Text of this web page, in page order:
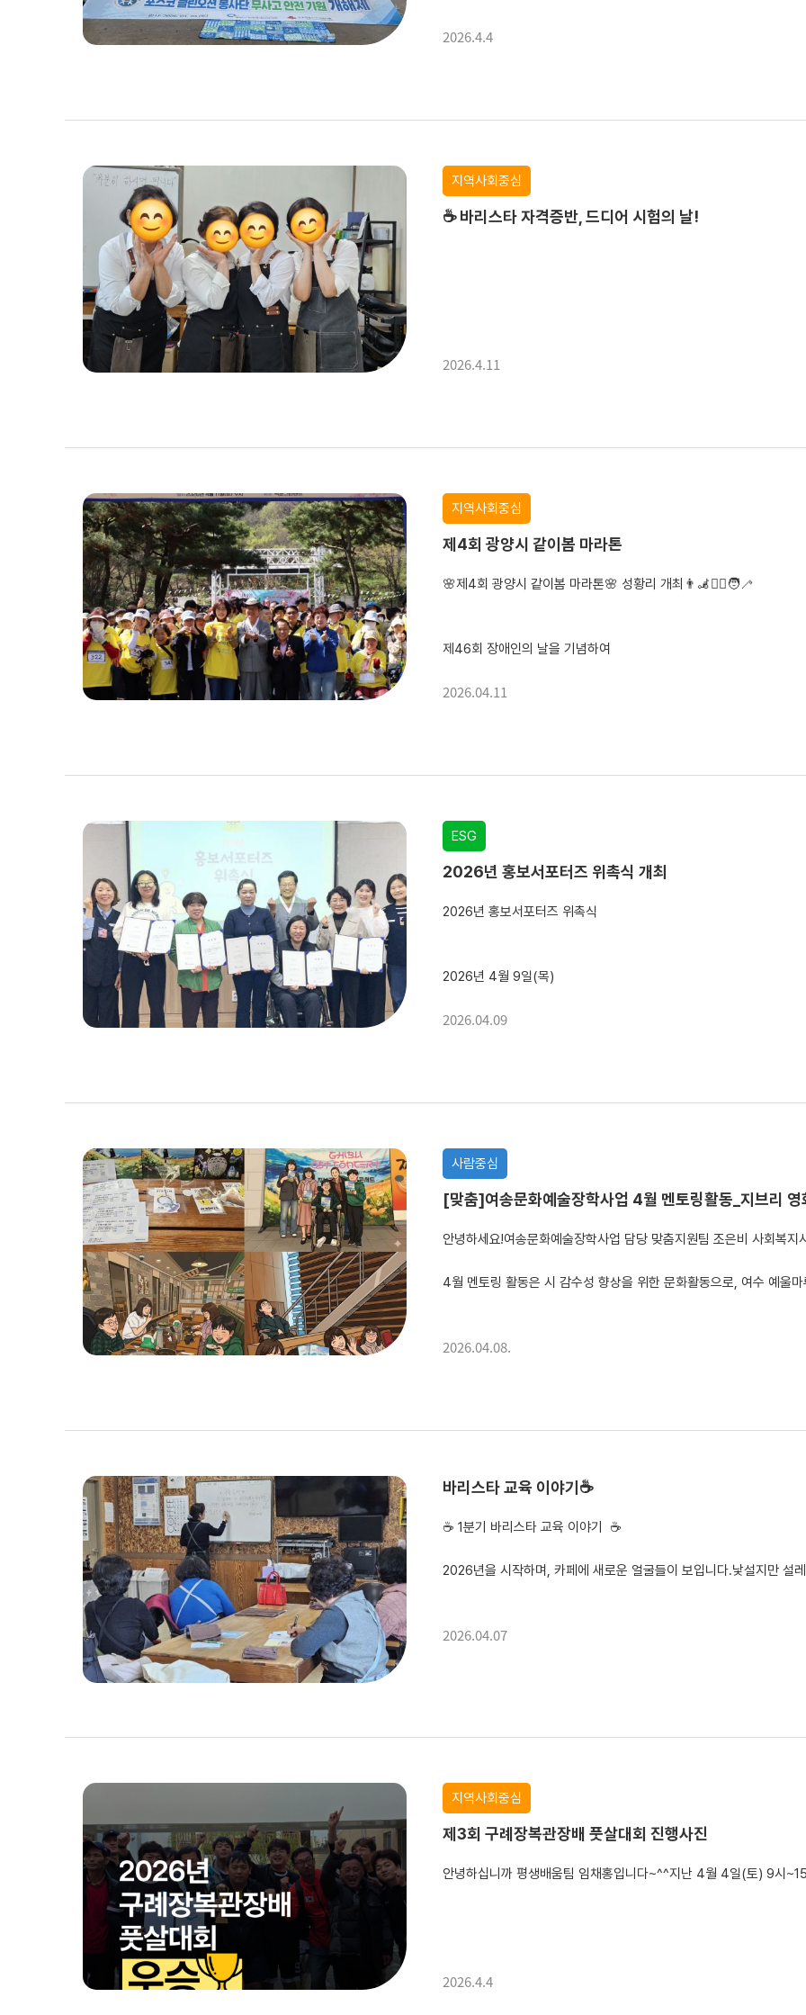
2026.4.4
지역사회중심
☕ 바리스타 자격증반, 드디어 시험의 날!
2월부터 시작된 16회차 바리스타 자격증반 교육이 끝나고,4월 11일(토) 드디어 바리스타 2급 시험일을 맞이했습니다.시험을 앞둔 교육생들의 모습은 저마다 달
2026.4.11
지역사회중심
제4회 광양시 같이봄 마라톤
🌸제4회 광양시 같이봄 마라톤🌸 성황리 개최👨‍🦼🚶‍♂️🧑‍🦯
제46회 장애인의 날을 기념하여
‘제4회 광양시 같이봄 마라톤’을 성황리에 개최했습니다.
이번 행사는 장애에 대한 인식을 개선하고 장애인과 비...
2026.04.11
ESG
2026년 홍보서포터즈 위촉식 개최
2026년 홍보서포터즈 위촉식
2026년 4월 9일(목)
위촉식은 관장님 인사말, 국장님 인사...
2026.04.09
사람중심
[맞춤]여송문화예술장학사업 4월 멘토링활동_지브리
안녕하세요!여송문화예술장학사업 담당 맞춤지원팀 조은비 사회복지
4월 멘토링 활동은 시 감수성 향상을 위한 문화활동으로, 여수 예울마루에서 진행된 지브리 영화음악 콘서트를 관람하며 뜻깊은 시간을 보냈습니다.이
2026.04.08.
바리스타 교육 이야기☕
☕ 1분기 바리스타 교육 이야기 ☕
2026년을 시작하며, 카페에 새로운 얼굴들이 보입니다.낯설지만 설
올해 가장 큰 변화는 장애인일자리(일반형) 근무자 배치로카페 이용
2026.04.07
지역사회중심
제3회 구례장복관장배 풋살대회 진행사진
2026.4.4